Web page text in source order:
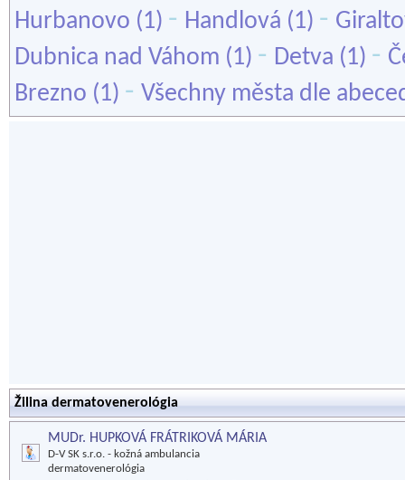
Hurbanovo (1) - Handlová (1) -
Dubnica nad Váhom (1) - Detva (1) -
Brezno (1) - Všechny města dle
Žilina dermatovenerológia
MUDr. HUPKOVÁ FRÁTRIKOVÁ MÁRIA
D-V SK s.r.o. - kožná ambulancia
dermatovenerológia